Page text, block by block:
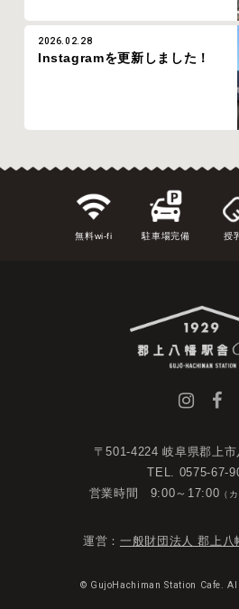
2026.02.28
Instagramを更新しました！
無料wi-fi 駐車場完備 授
〒501-4224 岐阜県郡上
TEL. 0575-67-
営業時間 9:00～17:00 （
運営： 一般財団法人 郡上八
© GujoHachiman Station Cafe.